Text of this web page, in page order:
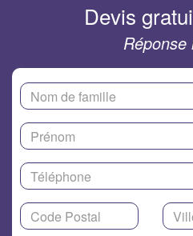
Devis
Réponse